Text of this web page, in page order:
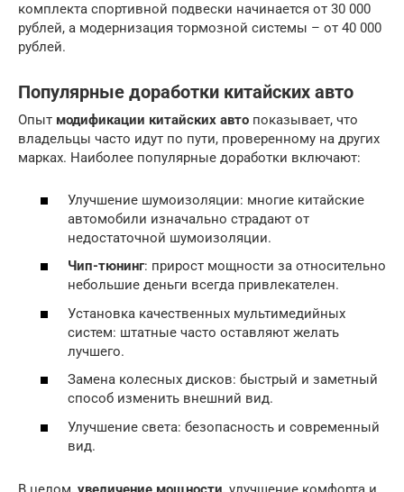
комплекта спортивной подвески начинается от 30 000
рублей, а модернизация тормозной системы – от 40 000
рублей.
Популярные доработки китайских авто
Опыт модификации китайских авто показывает, что
владельцы часто идут по пути, проверенному на других
марках. Наиболее популярные доработки включают:
Улучшение шумоизоляции: многие китайские
автомобили изначально страдают от
недостаточной шумоизоляции.
Чип-тюнинг: прирост мощности за относительно
небольшие деньги всегда привлекателен.
Установка качественных мультимедийных
систем: штатные часто оставляют желать
лучшего.
Замена колесных дисков: быстрый и заметный
способ изменить внешний вид.
Улучшение света: безопасность и современный
вид.